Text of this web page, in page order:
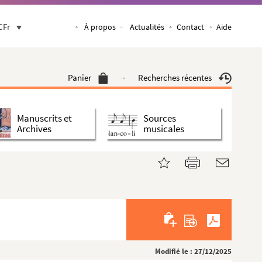
À propos Actualités Contact Aide
Panier Recherches récentes
Manuscrits et
Archives
Sources
musicales
Modifié le : 27/12/2025